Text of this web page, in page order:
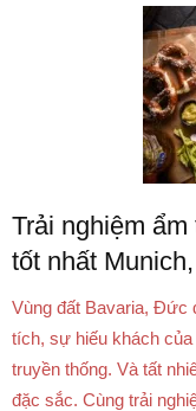
Trải nghiệm
tốt nhất
Vùng đất Bavaria, Đức
tích, sự hiếu khách
truyền thống. Và tất
đặc sắc. Cùng trải